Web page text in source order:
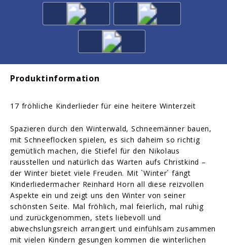
Produktinformation
17 fröhliche Kinderlieder für eine heitere Winterzeit
Spazieren durch den Winterwald, Schneemänner bauen,
mit Schneeflocken spielen, es sich daheim so richtig
gemütlich machen, die Stiefel für den Nikolaus
rausstellen und natürlich das Warten aufs Christkind –
der Winter bietet viele Freuden. Mit `Winter´ fängt
Kinderliedermacher Reinhard Horn all diese reizvollen
Aspekte ein und zeigt uns den Winter von seiner
schönsten Seite. Mal fröhlich, mal feierlich, mal ruhig
und zurückgenommen, stets liebevoll und
abwechslungsreich arrangiert und einfühlsam zusammen
mit vielen Kindern gesungen kommen die winterlichen